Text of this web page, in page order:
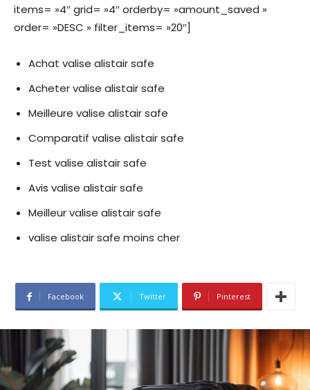
items= »4″ grid= »4″ orderby= »amount_saved »
order= »DESC » filter_items= »20″]
Achat valise alistair safe
Acheter valise alistair safe
Meilleure valise alistair safe
Comparatif valise alistair safe
Test valise alistair safe
Avis valise alistair safe
Meilleur valise alistair safe
valise alistair safe moins cher
Facebook Twitter Pinterest